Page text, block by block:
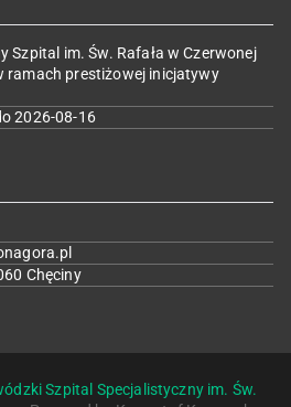
Szpital im. Św. Rafała w Czerwonej
ramach prestiżowej inicjatywy
2026-08-16
Chęciny
Szpital Specjalistyczny im. Św.